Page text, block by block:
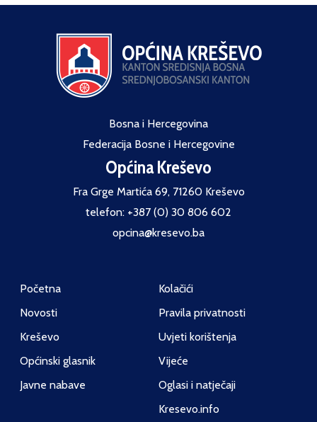
Bosna i Hercegovina
Federacija Bosne i Hercegovine
Općina Kreševo
Fra Grge Martića 69, 71260 Kreševo
telefon: +387 (0) 30 806 602
opcina@kresevo.ba
Početna
Novosti
Kreševo
Općinski glasnik
Javne nabave
Kolačići
Pravila privatnosti
Uvjeti korištenja
Vijeće
Oglasi i natječaji
Kresevo.info